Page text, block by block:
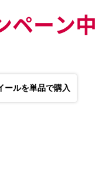
ペーン中
ールを単品で購入